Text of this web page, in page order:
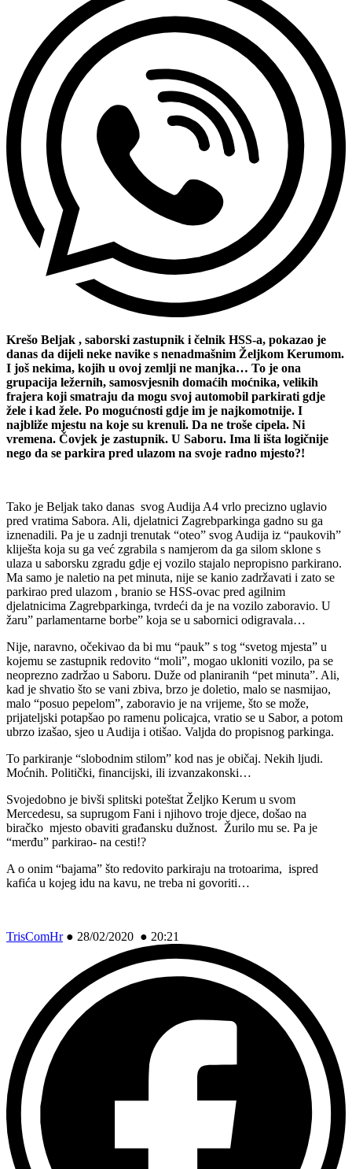
Krešo Beljak , saborski zastupnik i čelnik HSS-a, pokazao je
danas da dijeli neke navike s nenadmašnim Željkom Kerumom.
I još nekima, kojih u ovoj zemlji ne manjka… To je ona
grupacija ležernih, samosvjesnih domaćih moćnika, velikih
frajera koji smatraju da mogu svoj automobil parkirati gdje
žele i kad žele. Po mogućnosti gdje im je najkomotnije. I
najbliže mjestu na koje su krenuli. Da ne troše cipela. Ni
vremena. Čovjek je zastupnik. U Saboru. Ima li išta logičnije
nego da se parkira pred ulazom na svoje radno mjesto?!
Tako je Beljak tako danas svog Audija A4 vrlo precizno uglavio
pred vratima Sabora. Ali, djelatnici Zagrebparkinga gadno su ga
iznenadili. Pa je u zadnji trenutak “oteo” svog Audija iz “paukovih”
kliješta koja su ga već zgrabila s namjerom da ga silom sklone s
ulaza u saborsku zgradu gdje ej vozilo stajalo nepropisno parkirano.
Ma samo je naletio na pet minuta, nije se kanio zadržavati i zato se
parkirao pred ulazom , branio se HSS-ovac pred agilnim
djelatnicima Zagrebparkinga, tvrdeći da je na vozilo zaboravio. U
žaru” parlamentarne borbe” koja se u sabornici odigravala…
Nije, naravno, očekivao da bi mu “pauk” s tog “svetog mjesta” u
kojemu se zastupnik redovito “moli”, mogao ukloniti vozilo, pa se
neoprezno zadržao u Saboru. Duže od planiranih “pet minuta”. Ali,
kad je shvatio što se vani zbiva, brzo je doletio, malo se nasmijao,
malo “posuo pepelom”, zaboravio je na vrijeme, što se može,
prijateljski potapšao po ramenu policajca, vratio se u Sabor, a potom
ubrzo izašao, sjeo u Audija i otišao. Valjda do propisnog parkinga.
To parkiranje “slobodnim stilom” kod nas je običaj. Nekih ljudi.
Moćnih. Politički, financijski, ili izvanzakonski…
Svojedobno je bivši splitski poteštat Željko Kerum u svom
Mercedesu, sa suprugom Fani i njihovo troje djece, došao na
biračko mjesto obaviti građansku dužnost. Žurilo mu se. Pa je
“merđu” parkirao- na cesti!?
A o onim “bajama” što redovito parkiraju na trotoarima, ispred
kafića u kojeg idu na kavu, ne treba ni govoriti…
TrisComHr● 28/02/2020 ● 20:21